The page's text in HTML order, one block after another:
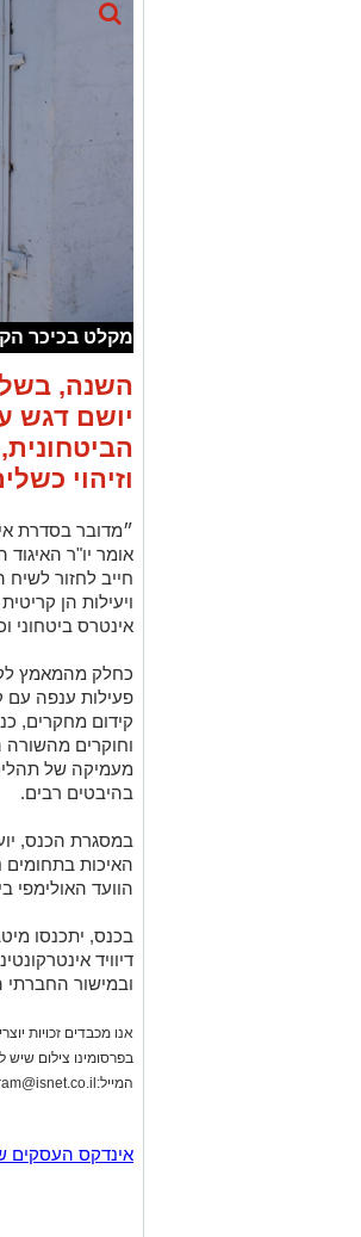
מקלט בכיכר
השנה, בשל
יושם דגש
וזיהוי
״מדובר בסדרת
אומר יו"ר
חייב לחזור לשיח
ויעילות הן
אינטרס ביטחוני
כחלק מהמאמץ
פעילות ענפה עם
קידום מחקרים,
וחוקרים מהשורה
מעמיקה של
בהיבטים רבים.
במסגרת הכנס,
האיכות בתחומים
הוועד האולימפי
דיוויד
ובמישור החברתי
אנו מכבדים זכויות
בפרסומינו צילום
המייל:
אינדקס העסקים